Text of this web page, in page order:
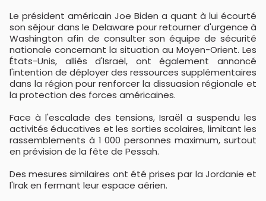
Le président américain Joe Biden a quant à lui écourté
son séjour dans le Delaware pour retourner d'urgence à
Washington afin de consulter son équipe de sécurité
nationale concernant la situation au Moyen-Orient. Les
États-Unis, alliés d'Israël, ont également annoncé
l'intention de déployer des ressources supplémentaires
dans la région pour renforcer la dissuasion régionale et
la protection des forces américaines.
Face à l'escalade des tensions, Israël a suspendu les
activités éducatives et les sorties scolaires, limitant les
rassemblements à 1 000 personnes maximum, surtout
en prévision de la fête de Pessah.
Des mesures similaires ont été prises par la Jordanie et
l'Irak en fermant leur espace aérien.